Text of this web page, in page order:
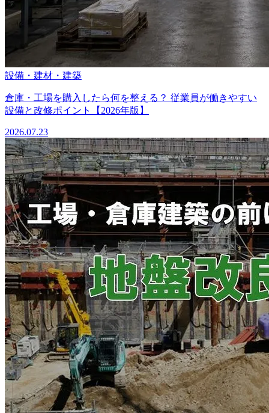
設備・建材・建築
倉庫・工場を購入したら何を整える？ 従業員が働きやすい
設備と改修ポイント【2026年版】
2026.07.23